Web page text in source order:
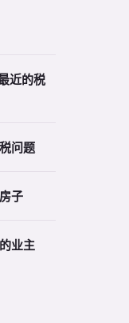
近的税
问题
子
业主